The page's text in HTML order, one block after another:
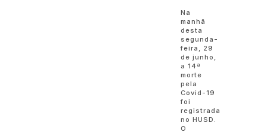
Na
manhã
desta
segunda-
feira, 29
de junho,
a 14ª
morte
pela
Covid-19
foi
registrada
no HUSD.
O